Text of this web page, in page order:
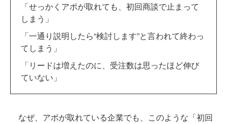
「せっかくアポが取れても、初回商談で止まって
しまう」
「一通り説明したら“検討します”と言われて終わっ
てしまう」
「リードは増えたのに、受注数は思ったほど伸び
ていない」
なぜ、アポが取れている企業でも、このような「初回